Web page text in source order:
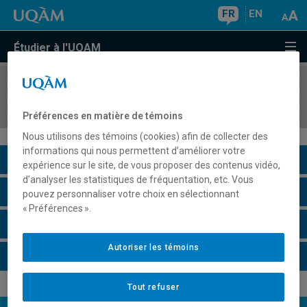
FR EN
Étudier à l'UQAM
COURS//
Description du cours
Horaire - Été 2026
Préférences en matière de témoins
Nous utilisons des témoins (cookies) afin de collecter des
informations qui nous permettent d’améliorer votre
expérience sur le site, de vous proposer des contenus vidéo,
d’analyser les statistiques de fréquentation, etc. Vous
pouvez personnaliser votre choix en sélectionnant
« Préférences ».
Tout refuser
Autoriser les témoins